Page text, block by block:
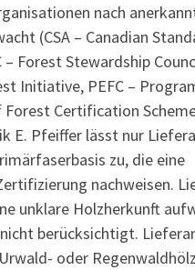
nach
(CSA – Canadian
– Forest Stewardship
Initiative, PEFC –
Certification
E. Pfeiffer lässt nur
zu, die eine
nachweisen.
unklare Holzherkunft
berücksichtigt.
oder